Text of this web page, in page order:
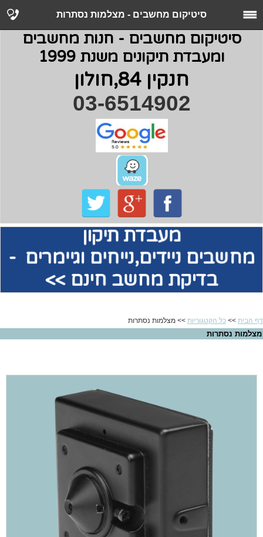
סיטיקום מחשבים - מצלמות נסתרות
סיטיקום מחשבים - חנות מחשבים
ומעבדת תיקונים משנת 1999
חנקין 84,חולון
03-6514902
מעבדת תיקון
מחשבים ניידים,נייחים וגיימרים -
בדיקת מחשב חינם >>
דף הבית >> כל הקטגוריות >> מצלמות נסתרות
מצלמות נסתרות